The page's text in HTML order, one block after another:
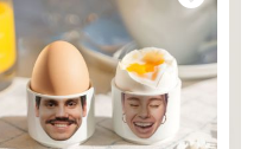
kannst du selbst
Material - kann bedenkenlos
werden
Haut, in der Nähe der